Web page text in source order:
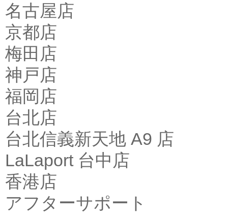
名古屋店
京都店
梅田店
神戸店
福岡店
台北店
台北信義新天地 A9 店
LaLaport 台中店
香港店
アフターサポート